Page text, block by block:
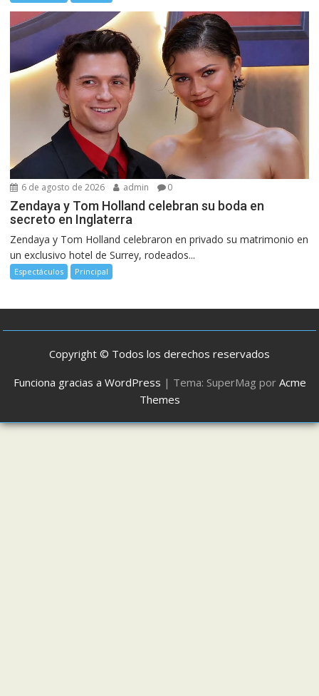
6 de agosto de 2026 admin 0
Zendaya y Tom Holland celebran su boda en
secreto en Inglaterra
Zendaya y Tom Holland celebraron en privado su matrimonio en
un exclusivo hotel de Surrey, rodeados...
Espectáculos Principal
Copyright © Todos los derechos reservados
Funciona gracias a WordPress | Tema: SuperMag por Acme
Themes